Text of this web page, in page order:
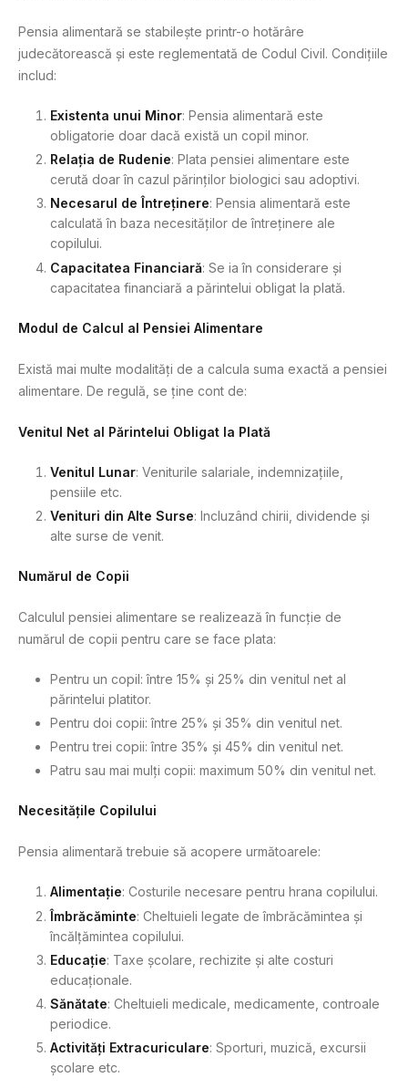
Pensia alimentară se stabilește printr-o hotărâre
judecătorească și este reglementată de Codul Civil. Condițiile
includ:
Existenta unui Minor: Pensia alimentară este
obligatorie doar dacă există un copil minor.
Relația de Rudenie: Plata pensiei alimentare este
cerută doar în cazul părinților biologici sau adoptivi.
Necesarul de Întreținere: Pensia alimentară este
calculată în baza necesităților de întreținere ale
copilului.
Capacitatea Financiară: Se ia în considerare și
capacitatea financiară a părintelui obligat la plată.
Modul de Calcul al Pensiei Alimentare
Există mai multe modalități de a calcula suma exactă a pensiei
alimentare. De regulă, se ține cont de:
Venitul Net al Părintelui Obligat la Plată
Venitul Lunar: Veniturile salariale, indemnizațiile,
pensiile etc.
Venituri din Alte Surse: Incluzând chirii, dividende și
alte surse de venit.
Numărul de Copii
Calculul pensiei alimentare se realizează în funcție de
numărul de copii pentru care se face plata:
Pentru un copil: între 15% și 25% din venitul net al
părintelui platitor.
Pentru doi copii: între 25% și 35% din venitul net.
Pentru trei copii: între 35% și 45% din venitul net.
Patru sau mai mulți copii: maximum 50% din venitul net.
Necesitățile Copilului
Pensia alimentară trebuie să acopere următoarele:
Alimentație: Costurile necesare pentru hrana copilului.
Îmbrăcăminte: Cheltuieli legate de îmbrăcămintea și
încălțămintea copilului.
Educație: Taxe școlare, rechizite și alte costuri
educaționale.
Sănătate: Cheltuieli medicale, medicamente, controale
periodice.
Activități Extracuriculare: Sporturi, muzică, excursii
școlare etc.